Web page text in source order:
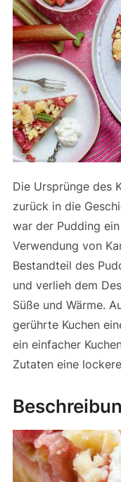
Die Ursprünge des
zurück in die
war der Pudding
Verwendung von
Bestandteil des
und verlieh dem
Süße und Wärme.
gerührte Kuchen
ein einfacher
Zutaten eine